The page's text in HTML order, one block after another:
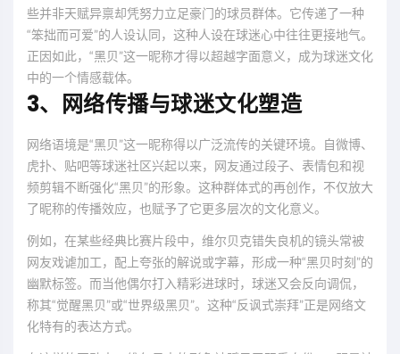
些并非天赋异禀却凭努力立足豪门的球员群体。它传递了一种
“笨拙而可爱”的人设认同，这种人设在球迷心中往往更接地气。
正因如此，“黑贝”这一昵称才得以超越字面意义，成为球迷文化
中的一个情感载体。
3、网络传播与球迷文化塑造
网络语境是“黑贝”这一昵称得以广泛流传的关键环境。自微博、
虎扑、贴吧等球迷社区兴起以来，网友通过段子、表情包和视
频剪辑不断强化“黑贝”的形象。这种群体式的再创作，不仅放大
了昵称的传播效应，也赋予了它更多层次的文化意义。
例如，在某些经典比赛片段中，维尔贝克错失良机的镜头常被
网友戏谑加工，配上夸张的解说或字幕，形成一种“黑贝时刻”的
幽默标签。而当他偶尔打入精彩进球时，球迷又会反向调侃，
称其“觉醒黑贝”或“世界级黑贝”。这种“反讽式崇拜”正是网络文
化特有的表达方式。